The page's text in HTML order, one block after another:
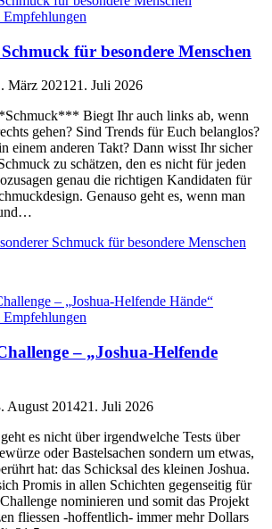
für besondere Menschen
März 2021 21. Juli 2026
Biegt Ihr auch links ab, wenn
gehen? Sind Trends für Euch belanglos?
einem anderen Takt? Dann wisst Ihr sicher
zu schätzen, den es nicht für jeden
genau die richtigen Kandidaten für
Genauso geht es, wenn man
Schmuck für besondere Menschen
– „Joshua-Helfende
August 201421. Juli 2026
es nicht über irgendwelche Tests über
oder Bastelsachen sondern um etwas,
hat: das Schicksal des kleinen Joshua.
Promis in allen Schichten gegenseitig für
nominieren und somit das Projekt
fliessen -hoffentlich- immer mehr Dollars